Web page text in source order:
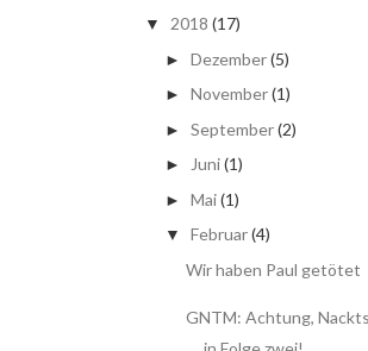
▼ 2018 (17)
► Dezember(5)
► November(1)
► September(2)
► Juni(1)
► Mai(1)
▼ Februar(4)
Wir haben Paul getötet
GNTM: Achtung,